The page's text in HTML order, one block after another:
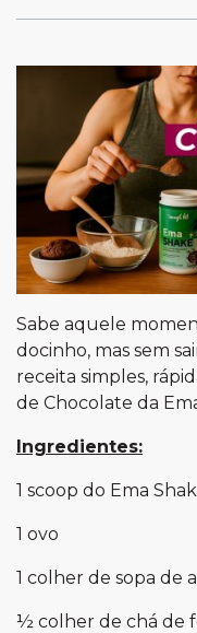
Sabe aquele
docinho, mas sem
receita simples,
de Chocolate da
Ingredientes:
1 scoop do Ema
1 ovo
1 colher de sopa de
½ colher de chá de